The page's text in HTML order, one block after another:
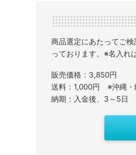
商品選定にあたってご
っております。※名入れ
販売価格：3,850円
送料：1,000円 ※沖縄・
納期：入金後、3～5日